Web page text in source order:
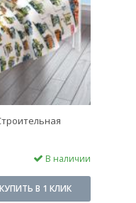
В наличии
КУПИТЬ В 1 КЛИК